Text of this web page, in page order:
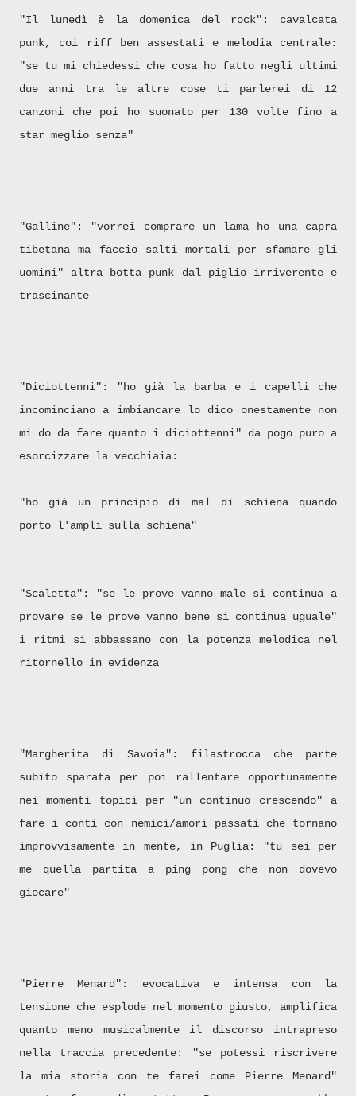
"Il lunedì è la domenica del rock": cavalcata
punk, coi riff ben assestati e melodia centrale:
"se tu mi chiedessi che cosa ho fatto negli ultimi
due anni tra le altre cose ti parlerei di 12
canzoni che poi ho suonato per 130 volte fino a
star meglio senza"
"Galline": "vorrei comprare un lama ho una capra
tibetana ma faccio salti mortali per sfamare gli
uomini" altra botta punk dal piglio irriverente e
trascinante
"Diciottenni": "ho già la barba e i capelli che
incominciano a imbiancare lo dico onestamente non
mi do da fare quanto i diciottenni" da pogo puro a
esorcizzare la vecchiaia:
"ho già un principio di mal di schiena quando
porto l'ampli sulla schiena"
"Scaletta": "se le prove vanno male si continua a
provare se le prove vanno bene si continua uguale"
i ritmi si abbassano con la potenza melodica nel
ritornello in evidenza
"Margherita di Savoia": filastrocca che parte
subito sparata per poi rallentare opportunamente
nei momenti topici per "un continuo crescendo" a
fare i conti con nemici/amori passati che tornano
improvvisamente in mente, in Puglia: "tu sei per
me quella partita a ping pong che non dovevo
giocare"
"Pierre Menard": evocativa e intensa con la
tensione che esplode nel momento giusto, amplifica
quanto meno musicalmente il discorso intrapreso
nella traccia precedente: "se potessi riscrivere
la mia storia con te farei come Pierre Menard"